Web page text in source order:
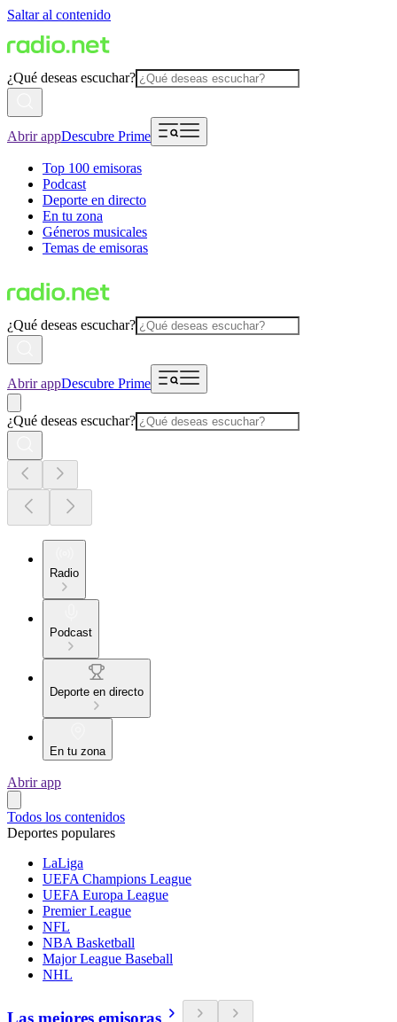
Saltar al contenido
¿Qué deseas escuchar?
Abrir appDescubre Prime
Top 100 emisoras
Podcast
Deporte en directo
En tu zona
Géneros musicales
Temas de emisoras
¿Qué deseas escuchar?
Abrir appDescubre Prime
¿Qué deseas escuchar?
Radio
Podcast
Deporte en directo
En tu zona
Abrir app
Todos los contenidos
Deportes populares
LaLiga
UEFA Champions League
UEFA Europa League
Premier League
NFL
NBA Basketball
Major League Baseball
NHL
Las mejores emisoras